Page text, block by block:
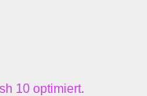
10 optimiert.